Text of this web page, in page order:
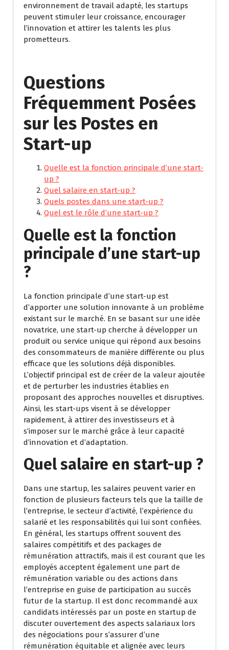
environnement de travail adapté, les startups
peuvent stimuler leur croissance, encourager
l’innovation et attirer les talents les plus
prometteurs.
Questions
Fréquemment Posées
sur les Postes en
Start-up
Quelle est la fonction principale d’une start-
up ?
Quel salaire en start-up ?
Quels postes dans une start-up ?
Quel est le rôle d’une start-up ?
Quelle est la fonction
principale d’une start-up
?
La fonction principale d’une start-up est
d’apporter une solution innovante à un problème
existant sur le marché. En se basant sur une idée
novatrice, une start-up cherche à développer un
produit ou service unique qui répond aux besoins
des consommateurs de manière différente ou plus
efficace que les solutions déjà disponibles.
L’objectif principal est de créer de la valeur ajoutée
et de perturber les industries établies en
proposant des approches nouvelles et disruptives.
Ainsi, les start-ups visent à se développer
rapidement, à attirer des investisseurs et à
s’imposer sur le marché grâce à leur capacité
d’innovation et d’adaptation.
Quel salaire en start-up ?
Dans une startup, les salaires peuvent varier en
fonction de plusieurs facteurs tels que la taille de
l’entreprise, le secteur d’activité, l’expérience du
salarié et les responsabilités qui lui sont confiées.
En général, les startups offrent souvent des
salaires compétitifs et des packages de
rémunération attractifs, mais il est courant que les
employés acceptent également une part de
rémunération variable ou des actions dans
l’entreprise en guise de participation au succès
futur de la startup. Il est donc recommandé aux
candidats intéressés par un poste en startup de
discuter ouvertement des aspects salariaux lors
des négociations pour s’assurer d’une
rémunération équitable et alignée avec leurs